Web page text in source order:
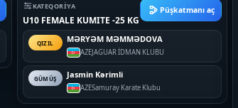
KATEQORIYA
U10 FEMALE KUMITE -25 KG
Püşkatmanı aç
QIZIL MƏRYƏM MƏMMƏDOVA
AZEJAGUAR İDMAN KLUBU
GÜMÜŞ Jasmin Kərimli
AZESamuray Karate Klubu